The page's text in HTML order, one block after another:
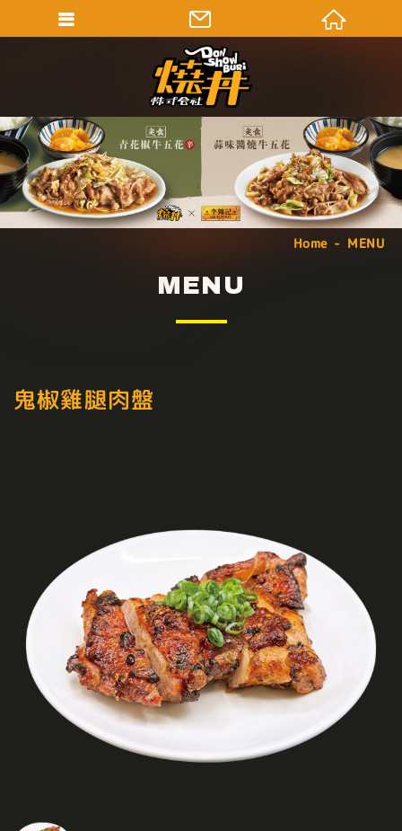
Home MENU
MENU
鬼椒雞腿肉盤